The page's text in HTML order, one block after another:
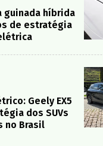
guinada híbrida
de estratégia
Geely EX5
dos SUVs
no Brasil